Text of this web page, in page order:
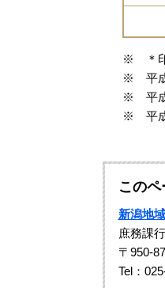
※ ＊印
※ 平成
※ 平成
※ 平成
この
新潟地
庶務課
〒950-
Tel：